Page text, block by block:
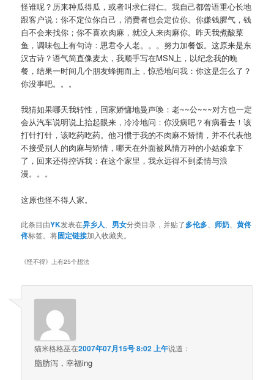
怪谁呢？历来种瓜得瓜，或者叫求仁得仁。我自己都曾语重心长地
跟客户说：你不定位你自己，消费者也会定位你。你嫌钱腥气，钱
自不会来找你；你不喜欢肉麻，就没人来肉麻你。昨天我煮酸菜
鱼，调味包上有句诗：思君令人老。。。努力加餐饭。这原来是东
汉古诗？语气简直像麦太，我顺手写在MSN上，以纪念我的晚
餐，结果一时间几个朋友蜂拥而上，惊恐地问我：你这是怎么了？
你没事吧。。。
我猜如果哪天我转性，回家娇慵地曼声唤：老~~公~~~对方也一定
会从汽车说明说上抬起眼来，冷冷地问：你没病吧？有病看去！该
打针打针，该吃药吃药。他习惯于我的不肉麻不矫情，并不代表他
不接受别人的肉麻与矫情，哪天在外面被风情万种的小姑娘拿下
了，回来还得控诉我：在这个家里，我永远得不到柔情与浪
漫。。。
这原也怪不得人家。
此条目由YK发表在异乡人 男女分类目录，并贴了多伦多 师奶 、黄佟
佟标签。将固定链接加入收藏夹。
《怪不得》上有25个想法
猫米格格巫在2007年07月15号 8:02 上午说道：
脂肪泻，幸福ing